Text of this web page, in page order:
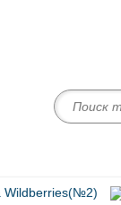
Wildberries(№2)